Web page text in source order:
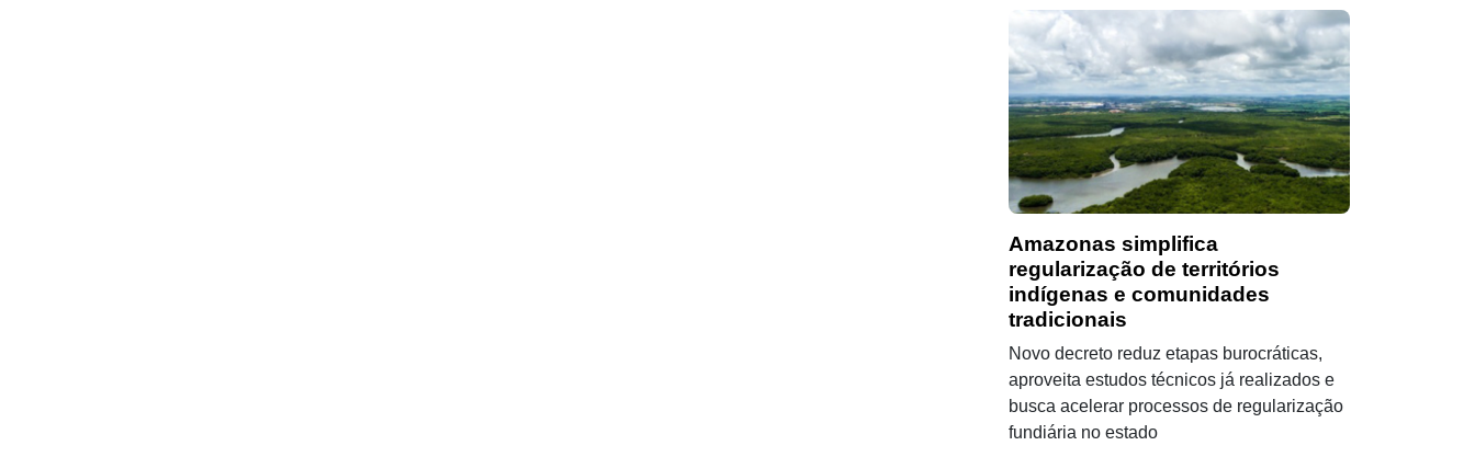
Amazonas simplifica
regularização de territórios
indígenas e comunidades
tradicionais
Novo decreto reduz etapas burocráticas,
aproveita estudos técnicos já realizados e
busca acelerar processos de regularização
fundiária no estado